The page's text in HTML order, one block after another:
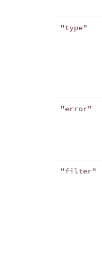
"type"
"error"
"filter"